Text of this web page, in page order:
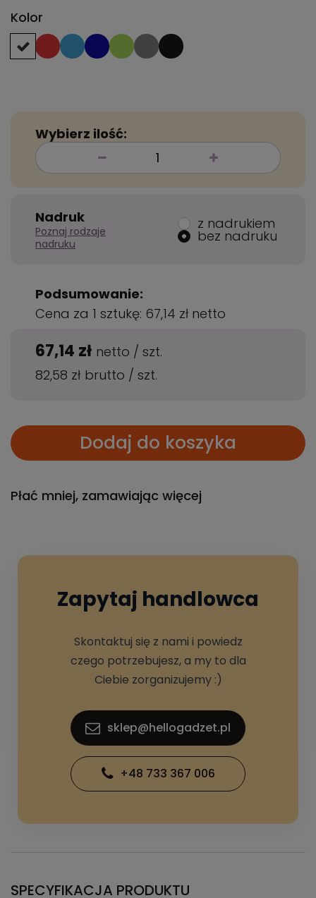
Kolor
Wybierz ilość:
Nadruk
Poznaj rodzaje
nadruku
z nadrukiem
bez nadruku
Podsumowanie:
Cena za 1 sztukę: 67,14 zł netto
67,14 zł netto / szt.
82,58 zł brutto / szt.
Dodaj do koszyka
Płać mniej, zamawiając więcej
Zapytaj handlowca
Skontaktuj się z nami i powiedz
czego potrzebujesz, a my to dla
Ciebie zorganizujemy :)
sklep@hellogadzet.pl
+48 733 367 006
SPECYFIKACJA PRODUKTU